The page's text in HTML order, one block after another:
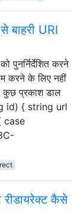
बाहरी URI
पुनर्निर्देशित करने
करने के लिए नहीं
कुछ प्रकाश डाल
id) { string url
case
कैसे